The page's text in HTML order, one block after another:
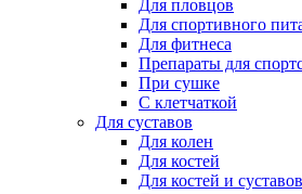
Для пловцов
Для спортивного
Для фитнеса
Препараты для
При сушке
С клетчаткой
Для суставов
Для колен
Для костей
Для костей и суставов